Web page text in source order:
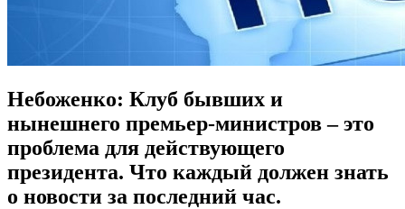
Небоженко: Клуб бывших и
нынешнего премьер-министров – это
проблема для действующего
президента. Что каждый должен знать
о новости за последний час.